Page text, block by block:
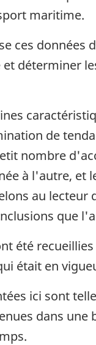
maritime.
ces
déterminer
de
nombre
à l'autre, et
au
que
été
était en
ici sont
dans une